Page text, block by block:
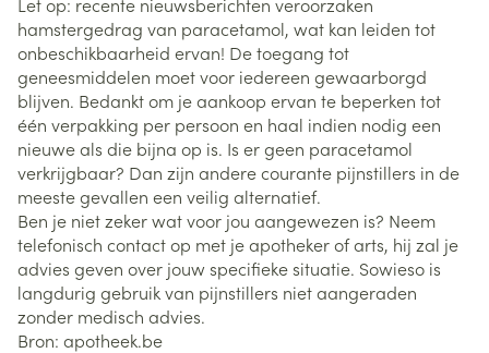
hamstergedrag van paracetamol, wat kan leiden tot
onbeschikbaarheid ervan! De toegang tot
geneesmiddelen moet voor iedereen gewaarborgd
blijven. Bedankt om je aankoop ervan te beperken tot
één verpakking per persoon en haal indien nodig een
nieuwe als die bijna op is. Is er geen paracetamol
verkrijgbaar? Dan zijn andere courante pijnstillers in de
meeste gevallen een veilig alternatief.
Ben je niet zeker wat voor jou aangewezen is? Neem
telefonisch contact op met je apotheker of arts, hij zal je
advies geven over jouw specifieke situatie. Sowieso is
langdurig gebruik van pijnstillers niet aangeraden
zonder medisch advies.
Bron: apotheek.be